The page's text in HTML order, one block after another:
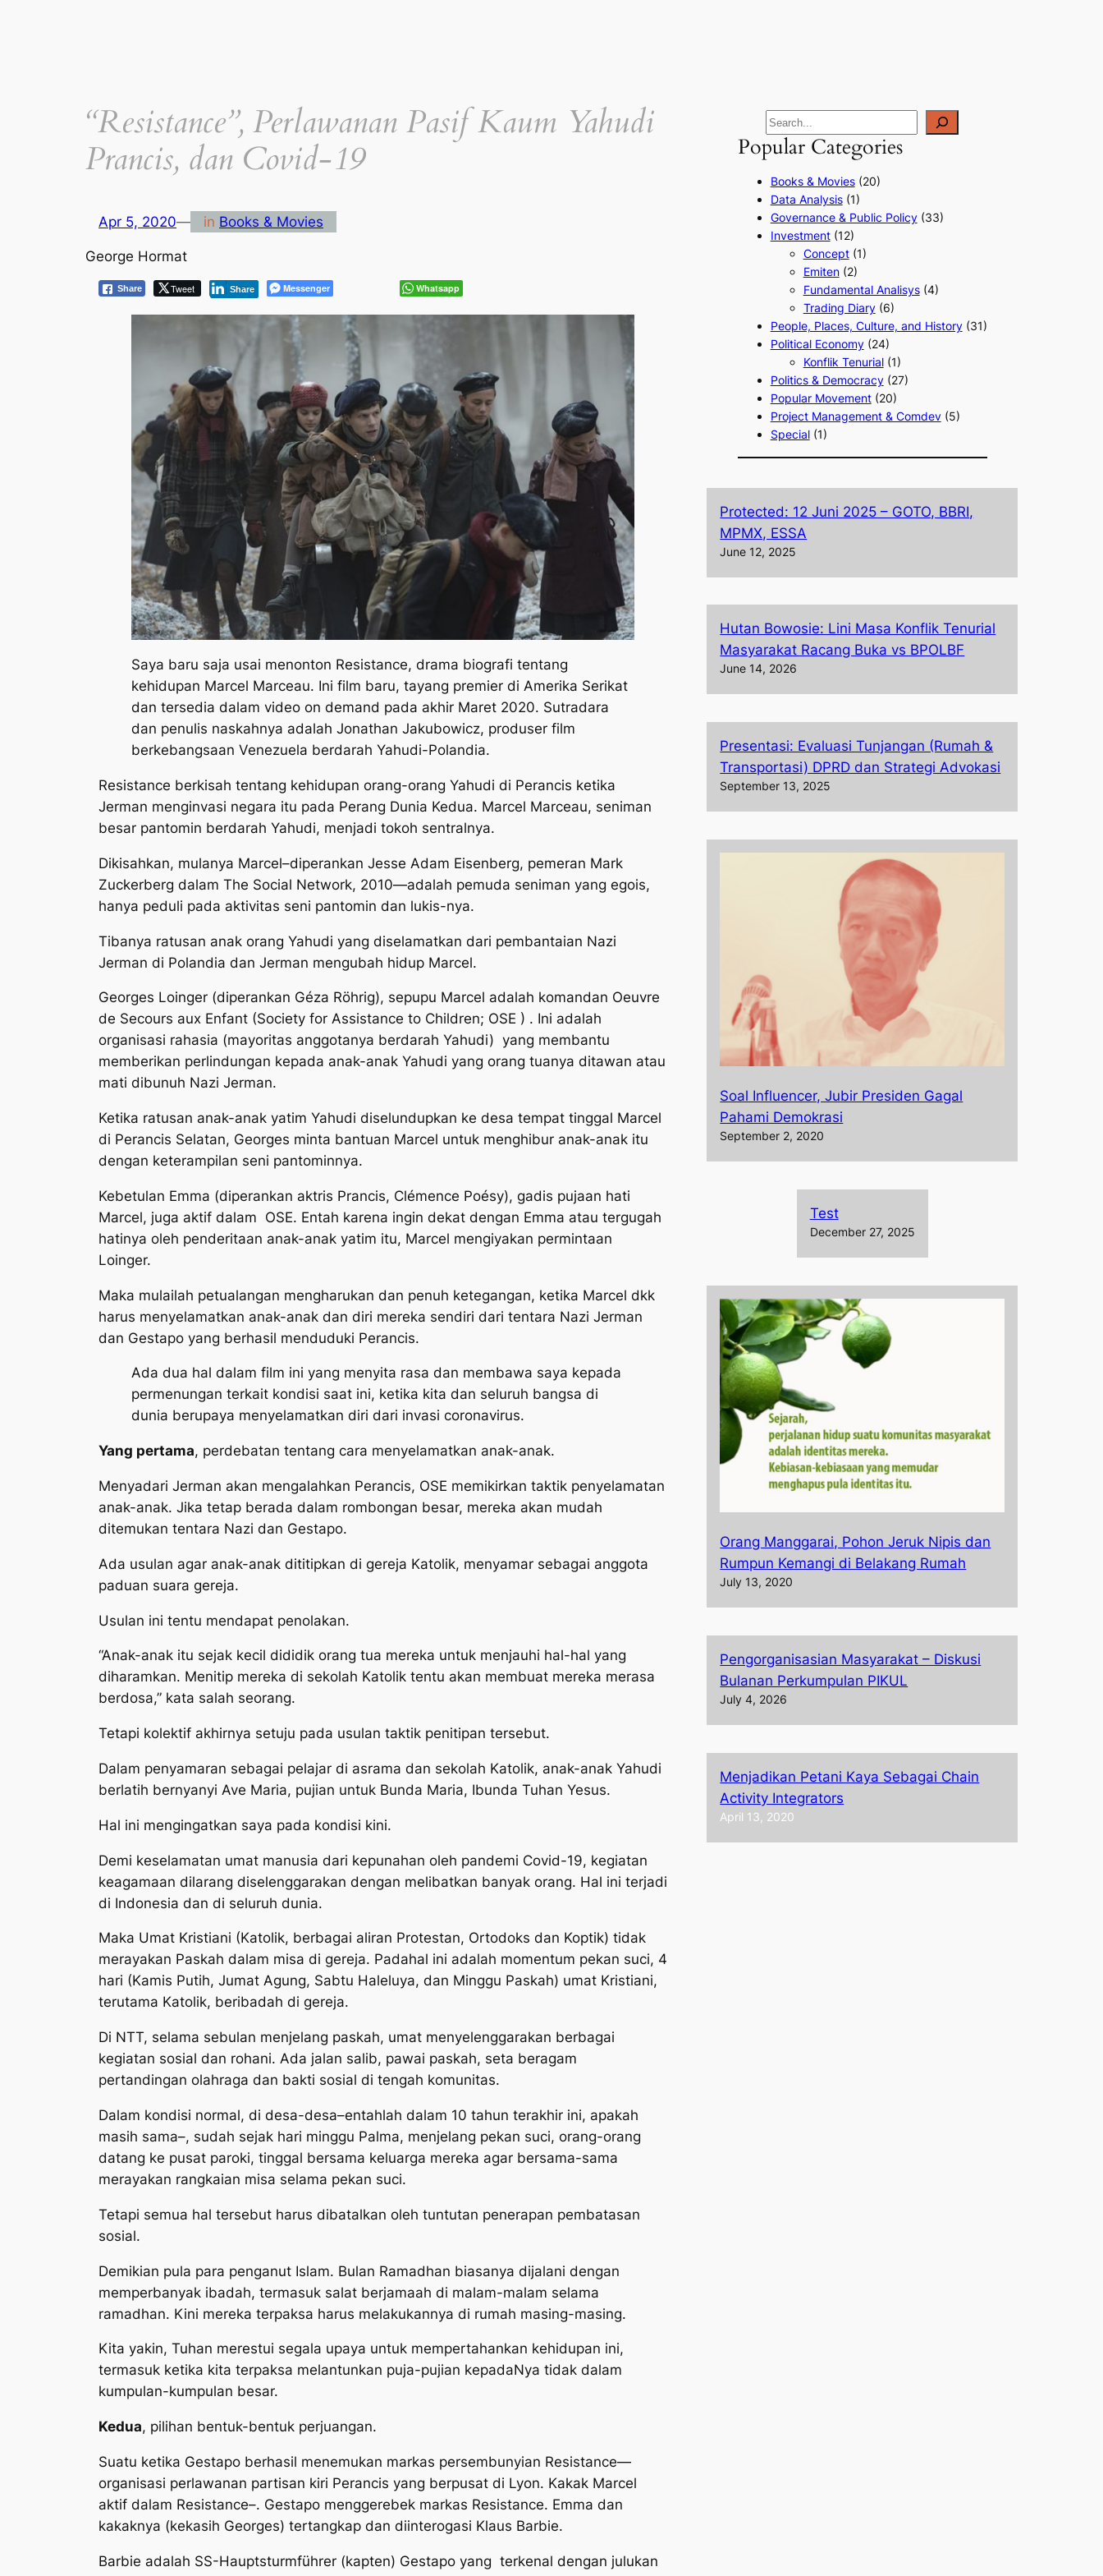
“Resistance”, Perlawanan Pasif Kaum Yahudi
Prancis, dan Covid-19
Apr 5, 2020— in Books & Movies
George Hormat
Share Tweet Share Messenger Whatsapp
Saya baru saja usai menonton Resistance, drama biografi tentang
kehidupan Marcel Marceau. Ini film baru, tayang premier di Amerika Serikat
dan tersedia dalam video on demand pada akhir Maret 2020. Sutradara
dan penulis naskahnya adalah Jonathan Jakubowicz, produser film
berkebangsaan Venezuela berdarah Yahudi-Polandia.
Resistance berkisah tentang kehidupan orang-orang Yahudi di Perancis ketika
Jerman menginvasi negara itu pada Perang Dunia Kedua. Marcel Marceau, seniman
besar pantomin berdarah Yahudi, menjadi tokoh sentralnya.
Dikisahkan, mulanya Marcel–diperankan Jesse Adam Eisenberg, pemeran Mark
Zuckerberg dalam The Social Network, 2010—adalah pemuda seniman yang egois,
hanya peduli pada aktivitas seni pantomin dan lukis-nya.
Tibanya ratusan anak orang Yahudi yang diselamatkan dari pembantaian Nazi
Jerman di Polandia dan Jerman mengubah hidup Marcel.
Georges Loinger (diperankan Géza Röhrig), sepupu Marcel adalah komandan Oeuvre
de Secours aux Enfant (Society for Assistance to Children; OSE ) . Ini adalah
organisasi rahasia (mayoritas anggotanya berdarah Yahudi) yang membantu
memberikan perlindungan kepada anak-anak Yahudi yang orang tuanya ditawan atau
mati dibunuh Nazi Jerman.
Ketika ratusan anak-anak yatim Yahudi diselundupkan ke desa tempat tinggal Marcel
di Perancis Selatan, Georges minta bantuan Marcel untuk menghibur anak-anak itu
dengan keterampilan seni pantominnya.
Kebetulan Emma (diperankan aktris Prancis, Clémence Poésy), gadis pujaan hati
Marcel, juga aktif dalam OSE. Entah karena ingin dekat dengan Emma atau tergugah
hatinya oleh penderitaan anak-anak yatim itu, Marcel mengiyakan permintaan
Loinger.
Maka mulailah petualangan mengharukan dan penuh ketegangan, ketika Marcel dkk
harus menyelamatkan anak-anak dan diri mereka sendiri dari tentara Nazi Jerman
dan Gestapo yang berhasil menduduki Perancis.
Ada dua hal dalam film ini yang menyita rasa dan membawa saya kepada
permenungan terkait kondisi saat ini, ketika kita dan seluruh bangsa di
dunia berupaya menyelamatkan diri dari invasi coronavirus.
Yang pertama, perdebatan tentang cara menyelamatkan anak-anak.
Menyadari Jerman akan mengalahkan Perancis, OSE memikirkan taktik penyelamatan
anak-anak. Jika tetap berada dalam rombongan besar, mereka akan mudah
ditemukan tentara Nazi dan Gestapo.
Ada usulan agar anak-anak dititipkan di gereja Katolik, menyamar sebagai anggota
paduan suara gereja.
Usulan ini tentu mendapat penolakan.
“Anak-anak itu sejak kecil dididik orang tua mereka untuk menjauhi hal-hal yang
diharamkan. Menitip mereka di sekolah Katolik tentu akan membuat mereka merasa
berdosa,” kata salah seorang.
Tetapi kolektif akhirnya setuju pada usulan taktik penitipan tersebut.
Dalam penyamaran sebagai pelajar di asrama dan sekolah Katolik, anak-anak Yahudi
berlatih bernyanyi Ave Maria, pujian untuk Bunda Maria, Ibunda Tuhan Yesus.
Hal ini mengingatkan saya pada kondisi kini.
Demi keselamatan umat manusia dari kepunahan oleh pandemi Covid-19, kegiatan
keagamaan dilarang diselenggarakan dengan melibatkan banyak orang. Hal ini terjadi
di Indonesia dan di seluruh dunia.
Maka Umat Kristiani (Katolik, berbagai aliran Protestan, Ortodoks dan Koptik) tidak
merayakan Paskah dalam misa di gereja. Padahal ini adalah momentum pekan suci, 4
hari (Kamis Putih, Jumat Agung, Sabtu Haleluya, dan Minggu Paskah) umat Kristiani,
terutama Katolik, beribadah di gereja.
Di NTT, selama sebulan menjelang paskah, umat menyelenggarakan berbagai
kegiatan sosial dan rohani. Ada jalan salib, pawai paskah, seta beragam
pertandingan olahraga dan bakti sosial di tengah komunitas.
Dalam kondisi normal, di desa-desa–entahlah dalam 10 tahun terakhir ini, apakah
masih sama–, sudah sejak hari minggu Palma, menjelang pekan suci, orang-orang
datang ke pusat paroki, tinggal bersama keluarga mereka agar bersama-sama
merayakan rangkaian misa selama pekan suci.
Tetapi semua hal tersebut harus dibatalkan oleh tuntutan penerapan pembatasan
sosial.
Demikian pula para penganut Islam. Bulan Ramadhan biasanya dijalani dengan
memperbanyak ibadah, termasuk salat berjamaah di malam-malam selama
ramadhan. Kini mereka terpaksa harus melakukannya di rumah masing-masing.
Kita yakin, Tuhan merestui segala upaya untuk mempertahankan kehidupan ini,
termasuk ketika kita terpaksa melantunkan puja-pujian kepadaNya tidak dalam
kumpulan-kumpulan besar.
Kedua, pilihan bentuk-bentuk perjuangan.
Suatu ketika Gestapo berhasil menemukan markas persembunyian Resistance—
organisasi perlawanan partisan kiri Perancis yang berpusat di Lyon. Kakak Marcel
aktif dalam Resistance–. Gestapo menggerebek markas Resistance. Emma dan
kakaknya (kekasih Georges) tertangkap dan diinterogasi Klaus Barbie.
Barbie adalah SS-Hauptsturmführer (kapten) Gestapo yang terkenal dengan julukan
Popular Categories
Books & Movies(20)
Data Analysis(1)
Governance & Public Policy(33)
Investment(12)
Concept(1)
Emiten(2)
Fundamental Analisys(4)
Trading Diary(6)
People, Places, Culture, and History(31)
Political Economy(24)
Konflik Tenurial(1)
Politics & Democracy(27)
Popular Movement(20)
Project Management & Comdev(5)
Special(1)
Protected: 12 Juni 2025 – GOTO, BBRI,
MPMX, ESSA
June 12, 2025
Hutan Bowosie: Lini Masa Konflik Tenurial
Masyarakat Racang Buka vs BPOLBF
June 14, 2026
Presentasi: Evaluasi Tunjangan (Rumah &
Transportasi) DPRD dan Strategi Advokasi
September 13, 2025
Soal Influencer, Jubir Presiden Gagal
Pahami Demokrasi
September 2, 2020
Test
December 27, 2025
Orang Manggarai, Pohon Jeruk Nipis dan
Rumpun Kemangi di Belakang Rumah
July 13, 2020
Pengorganisasian Masyarakat – Diskusi
Bulanan Perkumpulan PIKUL
July 4, 2026
Menjadikan Petani Kaya Sebagai Chain
Activity Integrators
April 13, 2020